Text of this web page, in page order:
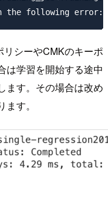
シーやCMKのキーポ
は学習を開始する途中
ます。その場合は改め
す。